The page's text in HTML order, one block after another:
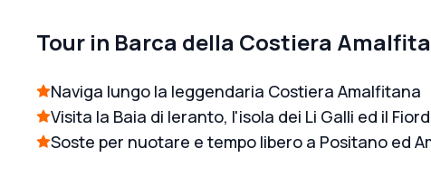
Tour in Barca della Costiera
Naviga lungo la leggendaria Costiera Amalfitana
Visita la Baia di Ieranto, l'isola dei Li Galli ed il
Soste per nuotare e tempo libero a Positano ed